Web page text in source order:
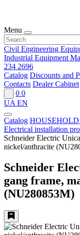
Menu
Civil Engineering
Industrial Equipment
234 2696
Catalog Discounts and
Contacts Dealer Cabinet
0 0
UA EN
Catalog
Electrical installation
Schneider Electric
nickel/anthracite
Schneider
gang frame,
(NU280853M)